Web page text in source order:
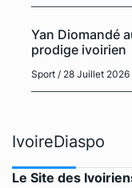
Yan Diomandé
prodige ivoirien
Sport / 28 Juillet 2026
IvoireDiaspo
Le Site des